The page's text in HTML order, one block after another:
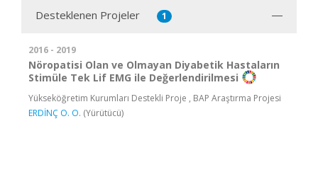
Desteklenen Projeler 1
2016 - 2019
Nöropatisi Olan ve Olmayan Diyabetik Hastaların
Stimüle Tek Lif EMG ile Değerlendirilmesi
Yükseköğretim Kurumları Destekli Proje , BAP Araştırma Projesi
ERDİNÇ O. O. (Yürütücü)